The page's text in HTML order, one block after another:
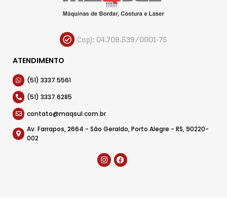
Cnpj: 04.709.539/0001-75
ATENDIMENTO
(51) 3337.5561
(51) 3337.6285
contato@maqsul.com.br
Av. Farrapos, 2664 - São Geraldo, Porto Alegre - RS, 90220-
002